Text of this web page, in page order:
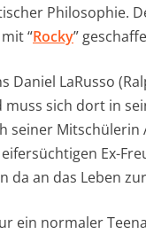
Philosophie.
“Rocky”
Daniel LaRusso
muss sich dort in
seiner Mitschülerin
Ex-
da an das Leben
ein normaler